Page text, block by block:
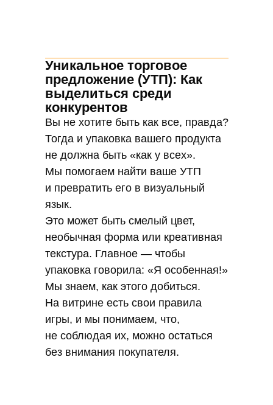
Уникальное торговое
предложение (УТП): Как
выделиться среди
конкурентов
Вы не хотите быть как все, правда?
Тогда и упаковка вашего продукта
не должна быть «как у всех».
Мы помогаем найти ваше УТП
и превратить его в визуальный
язык.
Это может быть смелый цвет,
необычная форма или креативная
текстура. Главное — чтобы
упаковка говорила: «Я особенная!»
Мы знаем, как этого добиться.
На витрине есть свои правила
игры, и мы понимаем, что,
не соблюдая их, можно остаться
без внимания покупателя.